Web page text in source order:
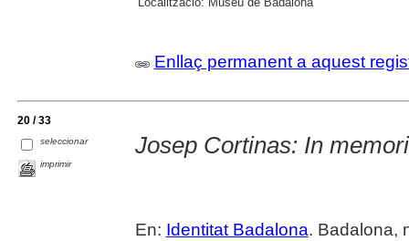
Enllaç permanent a aquest
20 / 33
seleccionar
imprimir
Josep Cortinas: In
En: Identitat Badalona. Badalona,